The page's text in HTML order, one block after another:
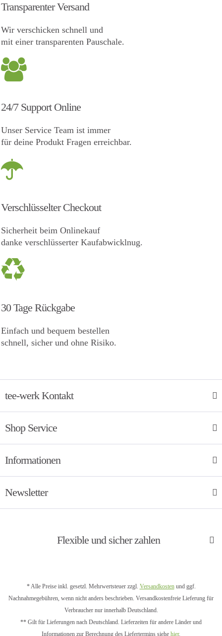
Transparenter Versand
Wir verschicken schnell und
mit einer transparenten Pauschale.
24/7 Support Online
Unser Service Team ist immer
für deine Produkt Fragen erreichbar.
Verschlüsselter Checkout
Sicherheit beim Onlinekauf
danke verschlüsserter Kaufabwicklnug.
30 Tage Rückgabe
Einfach und bequem bestellen
schnell, sicher und ohne Risiko.
tee-werk Kontakt
Shop Service
Informationen
Newsletter
Flexible und sicher zahlen
* Alle Preise inkl. gesetzl. Mehrwertsteuer zzgl. Versandkostenund ggf.
Nachnahmegebühren, wenn nicht anders beschrieben. Versandkostenfreie Lieferung für
Verbraucher nur innerhalb Deutschland.
** Gilt für Lieferungen nach Deutschland. Lieferzeiten für andere Länder und
Informationen zur Berechnung des Liefertermins siehe hier.